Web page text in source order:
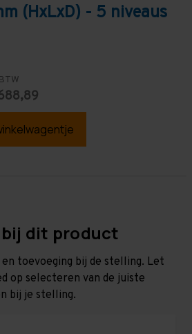
(HxLxD) - 5 niveaus
dit product
en toevoeging bij de stelling. Let
op selecteren van de juiste
bij je stelling.